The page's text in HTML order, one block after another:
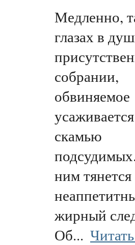
Медленно,
глазах в
собрании,
обвиняемое
скамью
ним тянется
жирный
Об...